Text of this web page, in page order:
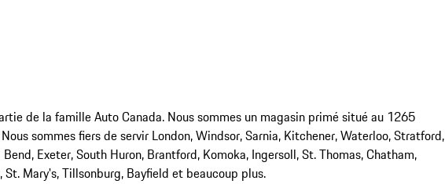
de la famille Auto Canada. Nous sommes un magasin primé situé au 1265
sommes fiers de servir London, Windsor, Sarnia, Kitchener, Waterloo, Stratford,
Exeter, South Huron, Brantford, Komoka, Ingersoll, St. Thomas, Chatham,
Mary's, Tillsonburg, Bayfield et beaucoup plus.